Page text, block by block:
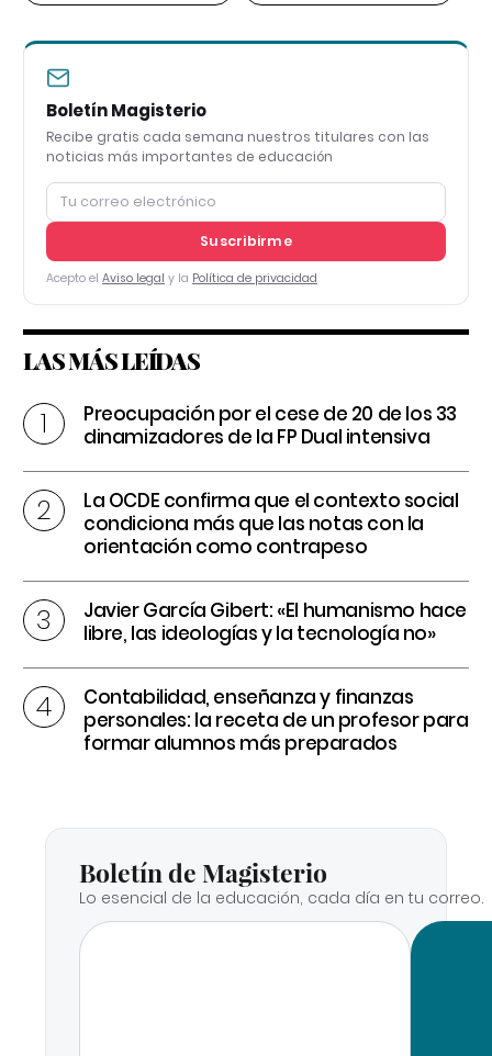
Boletín Magisterio
Recibe gratis cada semana nuestros titulares con las
noticias más importantes de educación
Suscribirme
Acepto el Aviso legal y la Política de privacidad
LAS MÁS LEÍDAS
Preocupación por el cese de 20 de los 33
dinamizadores de la FP Dual intensiva
La OCDE confirma que el contexto social
condiciona más que las notas con la
orientación como contrapeso
Javier García Gibert: «El humanismo hace
libre, las ideologías y la tecnología no»
Contabilidad, enseñanza y finanzas
personales: la receta de un profesor para
formar alumnos más preparados
Boletín de Magisterio
Lo esencial de la educación, cada día en tu correo.